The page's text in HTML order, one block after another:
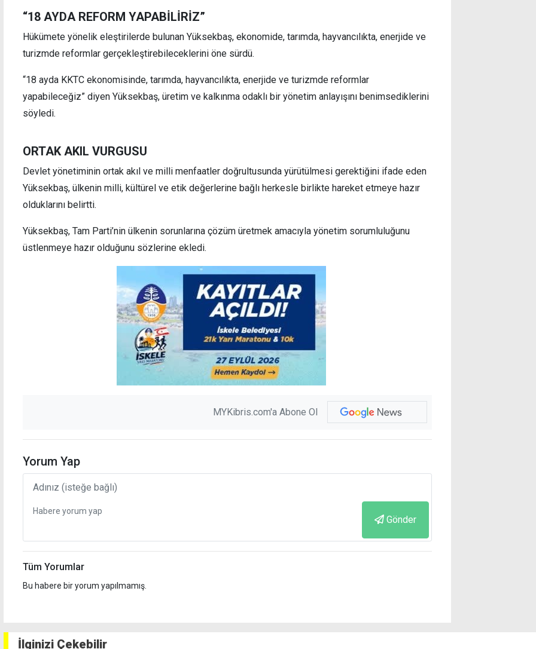
“18 AYDA REFORM YAPABİLİRİZ”
Hükümete yönelik eleştirilerde bulunan Yüksekbaş, ekonomide, tarımda, hayvancılıkta, enerjide ve
turizmde reformlar gerçekleştirebileceklerini öne sürdü.
“18 ayda KKTC ekonomisinde, tarımda, hayvancılıkta, enerjide ve turizmde reformlar
yapabileceğiz” diyen Yüksekbaş, üretim ve kalkınma odaklı bir yönetim anlayışını benimsediklerini
söyledi.
ORTAK AKIL VURGUSU
Devlet yönetiminin ortak akıl ve milli menfaatler doğrultusunda yürütülmesi gerektiğini ifade eden
Yüksekbaş, ülkenin milli, kültürel ve etik değerlerine bağlı herkesle birlikte hareket etmeye hazır
olduklarını belirtti.
Yüksekbaş, Tam Parti’nin ülkenin sorunlarına çözüm üretmek amacıyla yönetim sorumluluğunu
üstlenmeye hazır olduğunu sözlerine ekledi.
MYKibris.com'a Abone Ol
Yorum Yap
Gönder
Tüm Yorumlar
Bu habere bir yorum yapılmamış.
İlginizi Çekebilir